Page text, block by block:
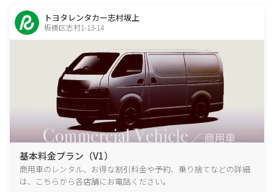
トヨタレンタカー志村坂上
板橋区志村1-13-14
基本料金プラン（V1）
商用車のレンタル、お得な割引料金や予約、乗り捨てなどの詳細
は、こちらから各店舗にお電話ください。